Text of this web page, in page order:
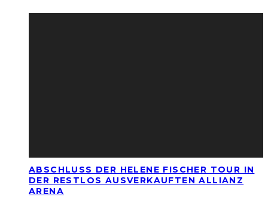
ABSCHLUSS DER HELENE FISCHER TOUR IN
DER RESTLOS AUSVERKAUFTEN ALLIANZ
ARENA